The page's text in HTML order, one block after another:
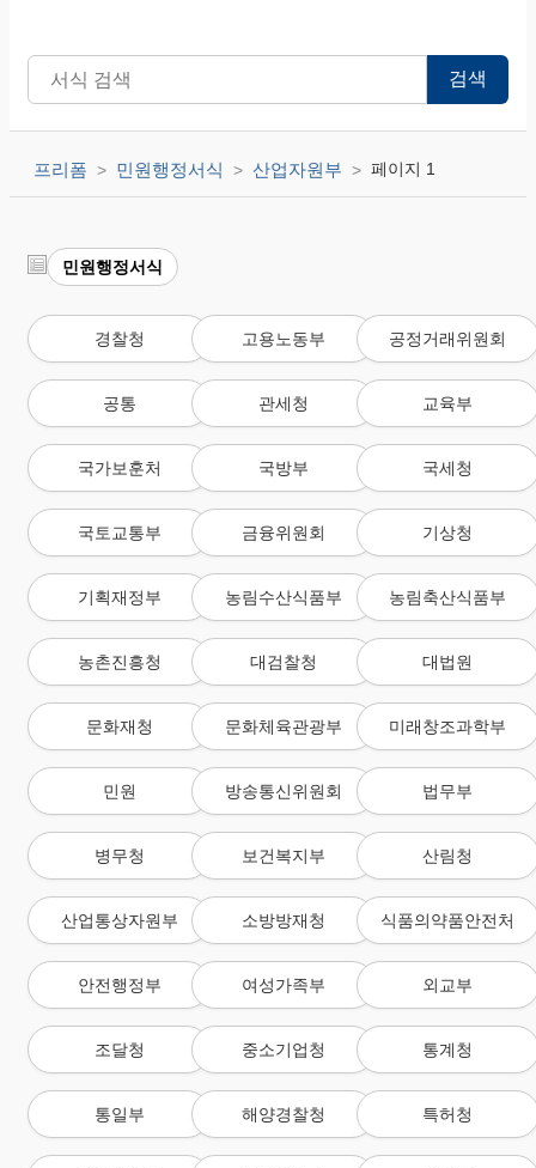
검색
프리폼 민원행정서식 산업자원부 페이지 1
민원행정서식
경찰청 고용노동부 공정거래위원회
공통 관세청 교육부
국가보훈처 국방부 국세청
국토교통부 금융위원회 기상청
기획재정부 농림수산식품부 농림축산식품부
농촌진흥청 대검찰청 대법원
문화재청 문화체육관광부 미래창조과학부
민원 방송통신위원회 법무부
병무청 보건복지부 산림청
산업통상자원부 소방방재청 식품의약품안전처
안전행정부 여성가족부 외교부
조달청 중소기업청 통계청
통일부 해양경찰청 특허청